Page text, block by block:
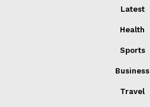
Latest
Health
Sports
Business
Travel